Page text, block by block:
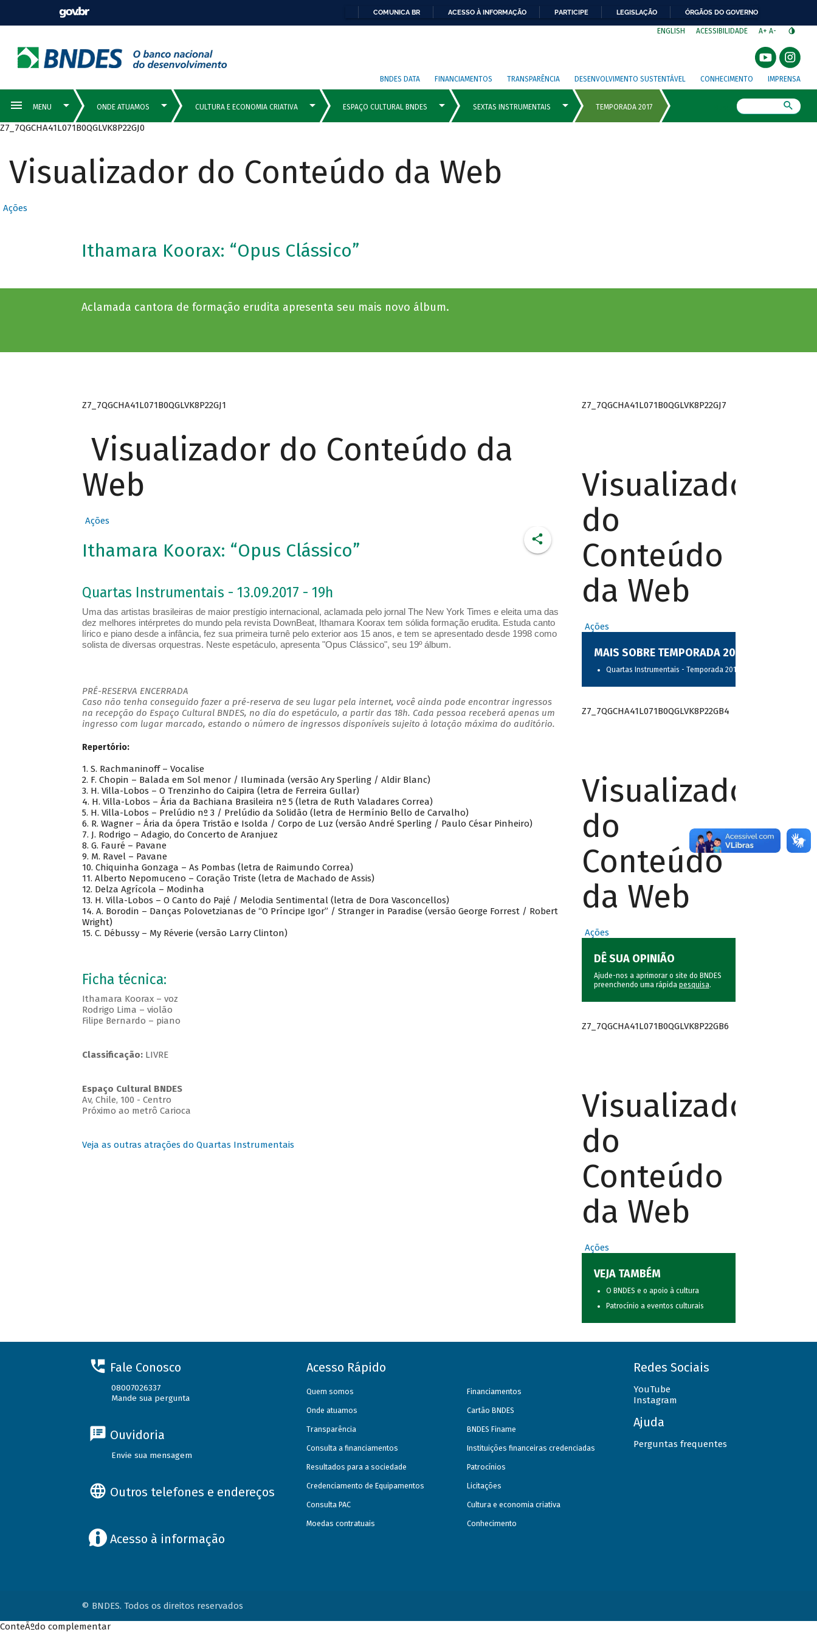
COMUNICA BR ACESSO À INFORMAÇÃO PARTICIPE LEGISLAÇÃO ÓRGÃOS DO GOVERNO
ENGLISH ACESSIBILIDADE A+ A-
BNDES DATA FINANCIAMENTOS TRANSPARÊNCIA DESENVOLVIMENTO SUSTENTÁVEL CONHECIMENTO IMPRENSA
Z7_7QGCHA41L071B0QGLVK8P22GJ0
Visualizador do Conteúdo da Web
Ações
Ithamara Koorax: “Opus Clássico”
Aclamada cantora de formação erudita apresenta seu mais novo álbum.
Z7_7QGCHA41L071B0QGLVK8P22GJ1
Visualizador do Conteúdo da
Web
Ações
Ithamara Koorax: “Opus Clássico”
Quartas Instrumentais - 13.09.2017 - 19h
Uma das artistas brasileiras de maior prestígio internacional, aclamada pelo jornal The New York Times e eleita uma das
dez melhores intérpretes do mundo pela revista DownBeat, Ithamara Koorax tem sólida formação erudita. Estuda canto
lírico e piano desde a infância, fez sua primeira turnê pelo exterior aos 15 anos, e tem se apresentado desde 1998 como
solista de diversas orquestras. Neste espetáculo, apresenta "Opus Clássico", seu 19º álbum.
PRÉ-RESERVA ENCERRADA
Caso não tenha conseguido fazer a pré-reserva de seu lugar pela internet, você ainda pode encontrar ingressos
na recepção do Espaço Cultural BNDES, no dia do espetáculo, a partir das 18h. Cada pessoa receberá apenas um
ingresso com lugar marcado, estando o número de ingressos disponíveis sujeito à lotação máxima do auditório.
Repertório:
1. S. Rachmaninoff – Vocalise
2. F. Chopin – Balada em Sol menor / Iluminada (versão Ary Sperling / Aldir Blanc)
3. H. Villa-Lobos – O Trenzinho do Caipira (letra de Ferreira Gullar)
4. H. Villa-Lobos – Ária da Bachiana Brasileira nº 5 (letra de Ruth Valadares Correa)
5. H. Villa-Lobos – Prelúdio nº 3 / Prelúdio da Solidão (letra de Hermínio Bello de Carvalho)
6. R. Wagner – Ária da ópera Tristão e Isolda / Corpo de Luz (versão André Sperling / Paulo César Pinheiro)
7. J. Rodrigo – Adagio, do Concerto de Aranjuez
8. G. Fauré – Pavane
9. M. Ravel – Pavane
10. Chiquinha Gonzaga – As Pombas (letra de Raimundo Correa)
11. Alberto Nepomuceno – Coração Triste (letra de Machado de Assis)
12. Delza Agrícola – Modinha
13. H. Villa-Lobos – O Canto do Pajé / Melodia Sentimental (letra de Dora Vasconcellos)
14. A. Borodin – Danças Polovetzianas de “O Príncipe Igor” / Stranger in Paradise (versão George Forrest / Robert
Wright)
15. C. Débussy – My Réverie (versão Larry Clinton)
Ficha técnica:
Ithamara Koorax – voz
Rodrigo Lima – violão
Filipe Bernardo – piano
Classificação:LIVRE
Espaço Cultural BNDES
Av, Chile, 100 - Centro
Próximo ao metrô Carioca
Veja as outras atrações do Quartas Instrumentais
Z7_7QGCHA41L071B0QGLVK8P22GJ7
Visualizador
do
Conteúdo
da Web
Ações
MAIS SOBRE TEMPORADA 2017
Quartas Instrumentais - Temporada 2017
Z7_7QGCHA41L071B0QGLVK8P22GB4
Visualizador
do
Conteúdo
da Web
Ações
DÊ SUA OPINIÃO
Ajude-nos a aprimorar o site do BNDES
preenchendo uma rápida pesquisa.
Z7_7QGCHA41L071B0QGLVK8P22GB6
Visualizador
do
Conteúdo
da Web
Ações
VEJA TAMBÉM
O BNDES e o apoio à cultura
Patrocínio a eventos culturais
Fale Conosco
08007026337
Mande sua pergunta
Ouvidoria
Envie sua mensagem
Outros telefones e endereços
Acesso à informação
Acesso Rápido
Quem somos
Onde atuamos
Transparência
Consulta a financiamentos
Resultados para a sociedade
Credenciamento de Equipamentos
Consulta PAC
Moedas contratuais
Financiamentos
Cartão BNDES
BNDES Finame
Instituições financeiras credenciadas
Patrocínios
Licitações
Cultura e economia criativa
Conhecimento
Redes Sociais
YouTube
Instagram
Ajuda
Perguntas frequentes
© BNDES. Todos os direitos reservados
ConteÃºdo complementar